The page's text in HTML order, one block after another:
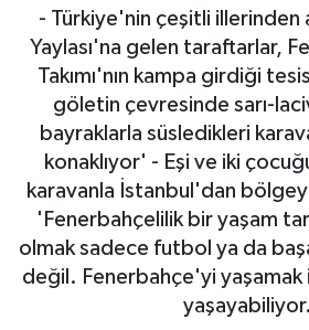
- Türkiye'nin çeşitli illerinden
Yaylası'na gelen taraftarlar,
Takımı'nın kampa girdiği
göletin çevresinde sarı-
bayraklarla süsledikleri
konaklıyor' - Eşi ve iki
karavanla İstanbul'dan
'Fenerbahçelilik bir yaşam
olmak sadece futbol ya da
değil. Fenerbahçe'yi
yaşayabiliyor.
KÜLTÜR-SANAT
YAŞAM
RESMİ İLAN
Son Dakika Haberleri
Haber Arşivi